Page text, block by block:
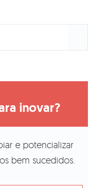
inovar?
e potencializar
bem sucedidos.